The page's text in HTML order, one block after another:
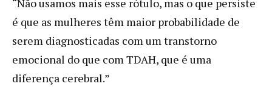
“Não usamos mais esse rótulo, mas o que persiste
é que as mulheres têm maior probabilidade de
serem diagnosticadas com um transtorno
emocional do que com TDAH, que é uma
diferença cerebral.”